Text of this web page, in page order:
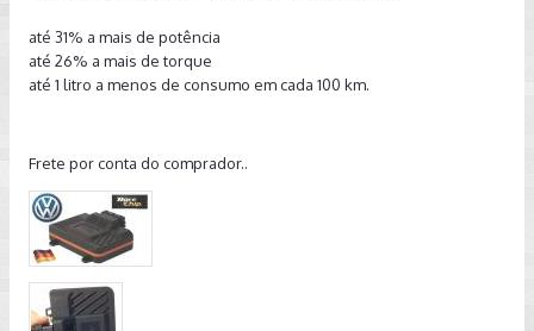
até 31% a mais de potência
até 26% a mais de torque
até 1 litro a menos de consumo em cada 100 km.
Frete por conta do comprador..